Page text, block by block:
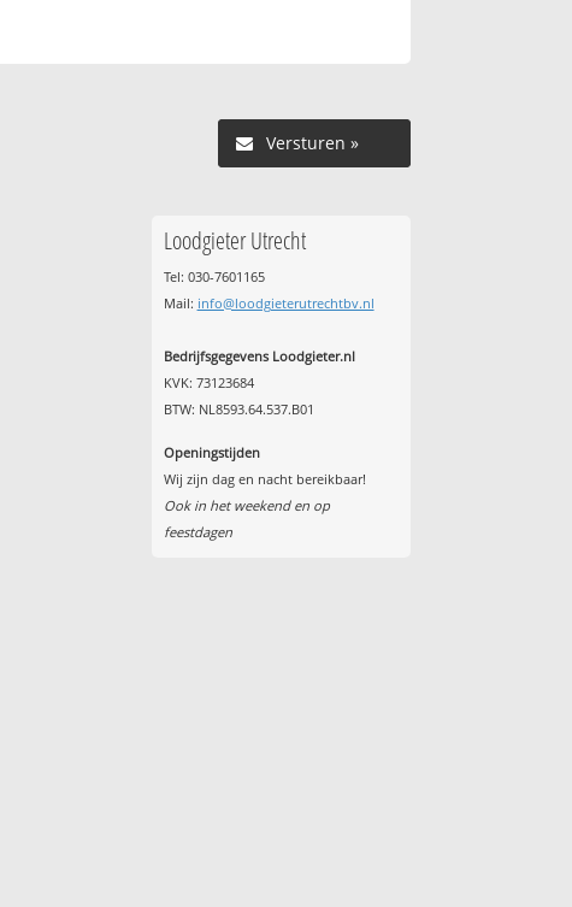
Versturen »
Loodgieter Utrecht
Tel: 030-7601165
Mail: info@loodgieterutrechtbv.nl
Bedrijfsgegevens Loodgieter.nl
KVK: 73123684
BTW: NL8593.64.537.B01
Openingstijden
Wij zijn dag en nacht bereikbaar!
Ook in het weekend en op
feestdagen